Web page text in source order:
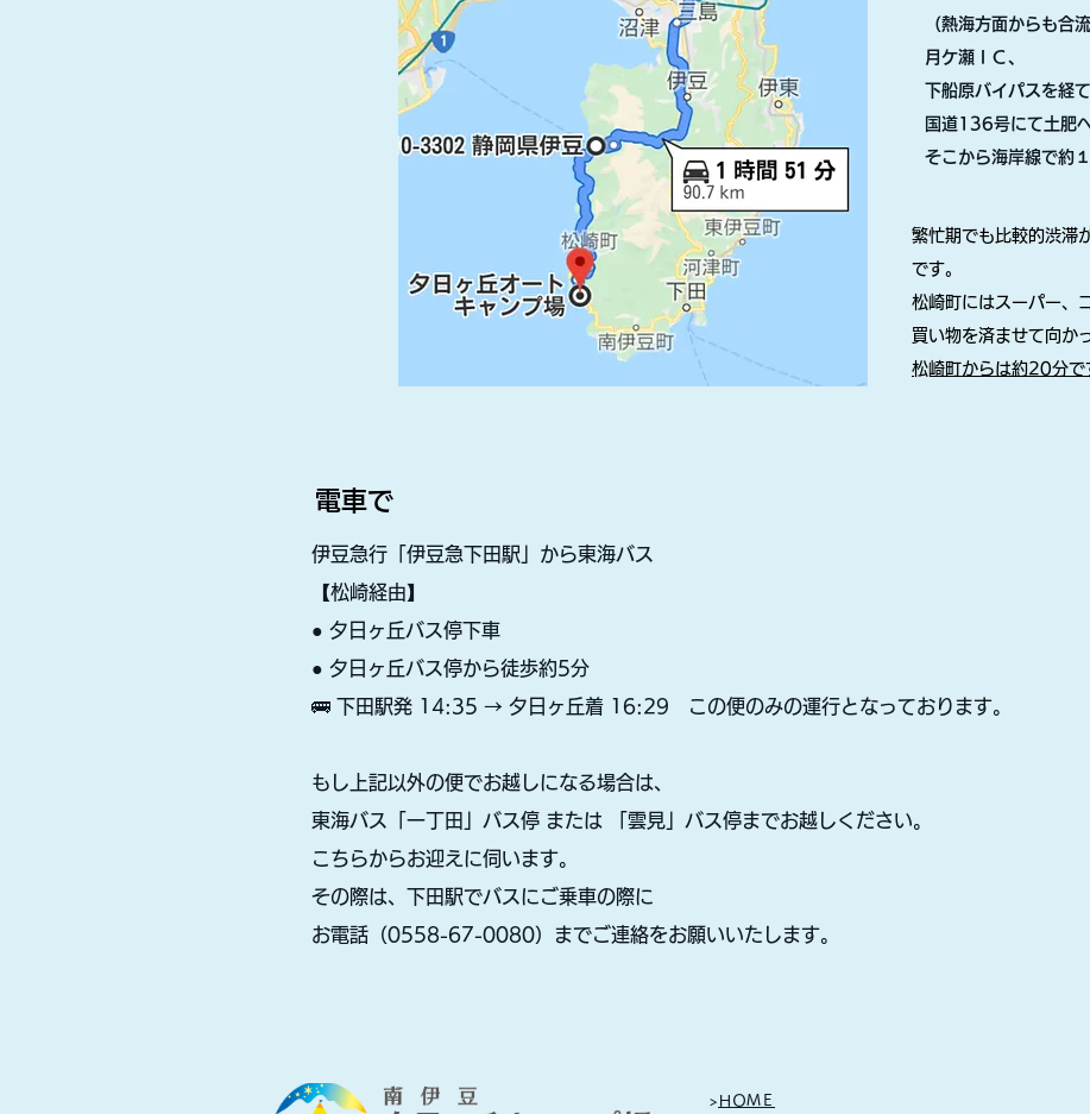
（熱海方面からも合流
月ケ瀬ＩＣ、
下船原バイパスを経て​
国道136号にて土肥へ
そこから海岸線で約１
繁忙期でも比較的渋滞
です。
松崎町にはスーパー、
買い物を済ませて向か
松崎町からは約20分で
電車で
伊豆急行「伊豆急下田駅」から東海バス
【松崎経由】
● 夕日ヶ丘バス停下車
● 夕日ヶ丘バス停から徒歩約5分
🚌 下田駅発 14:35 → 夕日ヶ丘着 16:29 この便のみの運行となっております。
もし上記以外の便でお越しになる場合は、
東海バス「一丁田」バス停 または 「雲見」バス停までお越しください。
こちらからお迎えに伺います。
その際は、下田駅でバスにご乗車の際に
お電話（0558-67-0080）までご連絡をお願いいたします。
> ＨＯＭＥ